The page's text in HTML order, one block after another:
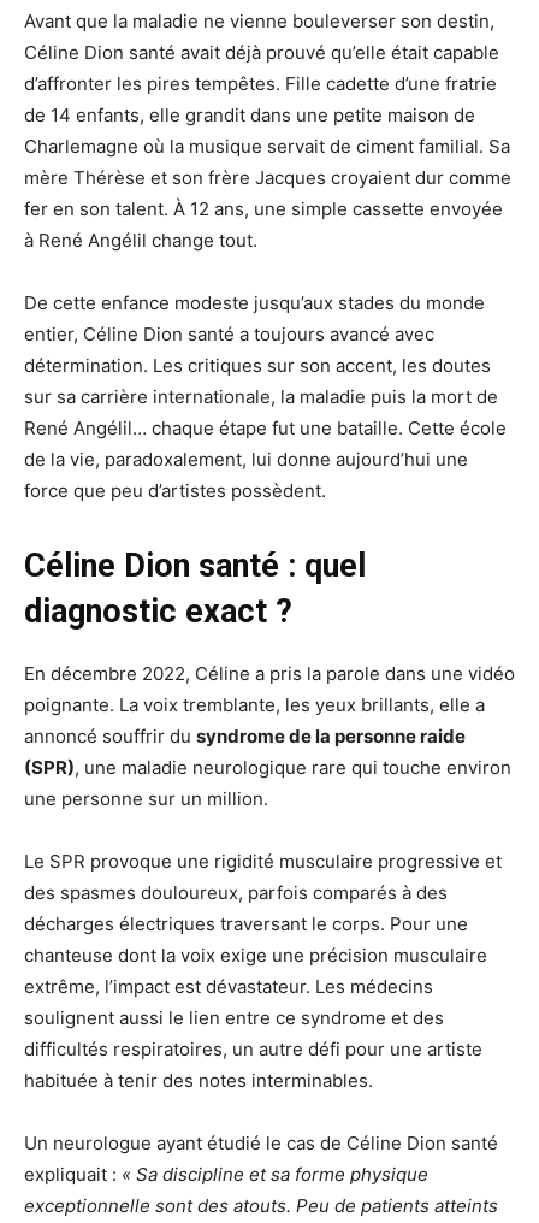
Avant que la maladie ne vienne bouleverser son destin,
Céline Dion santé avait déjà prouvé qu’elle était capable
d’affronter les pires tempêtes. Fille cadette d’une fratrie
de 14 enfants, elle grandit dans une petite maison de
Charlemagne où la musique servait de ciment familial. Sa
mère Thérèse et son frère Jacques croyaient dur comme
fer en son talent. À 12 ans, une simple cassette envoyée
à René Angélil change tout.
De cette enfance modeste jusqu’aux stades du monde
entier, Céline Dion santé a toujours avancé avec
détermination. Les critiques sur son accent, les doutes
sur sa carrière internationale, la maladie puis la mort de
René Angélil… chaque étape fut une bataille. Cette école
de la vie, paradoxalement, lui donne aujourd’hui une
force que peu d’artistes possèdent.
Céline Dion santé : quel
diagnostic exact ?
En décembre 2022, Céline a pris la parole dans une vidéo
poignante. La voix tremblante, les yeux brillants, elle a
annoncé souffrir du syndrome de la personne raide
(SPR), une maladie neurologique rare qui touche environ
une personne sur un million.
Le SPR provoque une rigidité musculaire progressive et
des spasmes douloureux, parfois comparés à des
décharges électriques traversant le corps. Pour une
chanteuse dont la voix exige une précision musculaire
extrême, l’impact est dévastateur. Les médecins
soulignent aussi le lien entre ce syndrome et des
difficultés respiratoires, un autre défi pour une artiste
habituée à tenir des notes interminables.
Un neurologue ayant étudié le cas de Céline Dion santé
expliquait : « Sa discipline et sa forme physique
exceptionnelle sont des atouts. Peu de patients atteints